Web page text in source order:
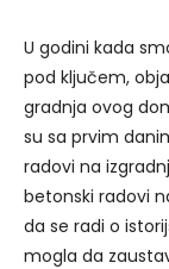
U godini kada
pod ključem,
gradnja ovog
su sa prvim
radovi na
betonski radovi
da se radi o
mogla da